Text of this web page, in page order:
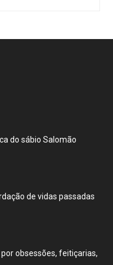
do sábio Salomão
de vidas passadas
obsessões, feitiçarias,